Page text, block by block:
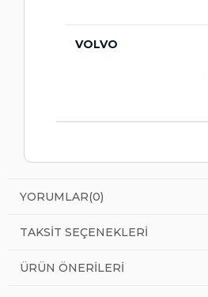
VOLVO
YORUMLAR(0)
TAKSIT SEÇENEKLERI
ÜRÜN ÖNERILERI